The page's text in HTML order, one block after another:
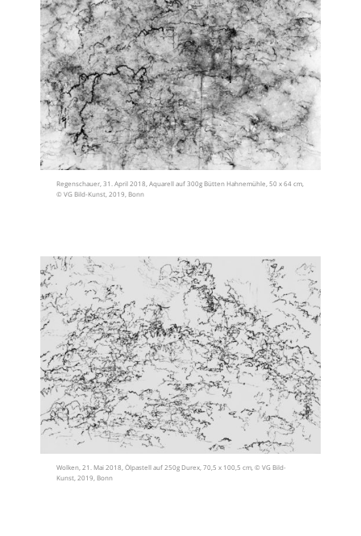
Regenschauer, 31. April 2018, Aquarell auf 300g Bütten Hahnemühle, 50 x 64 cm,
© VG Bild-Kunst, 2019, Bonn
Wolken, 21. Mai 2018, Ölpastell auf 250g Durex, 70,5 x 100,5 cm, © VG Bild-
Kunst, 2019, Bonn